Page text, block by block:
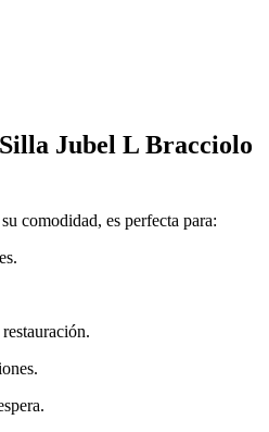
Jubel L Bracciolo
comodidad, es perfecta para: